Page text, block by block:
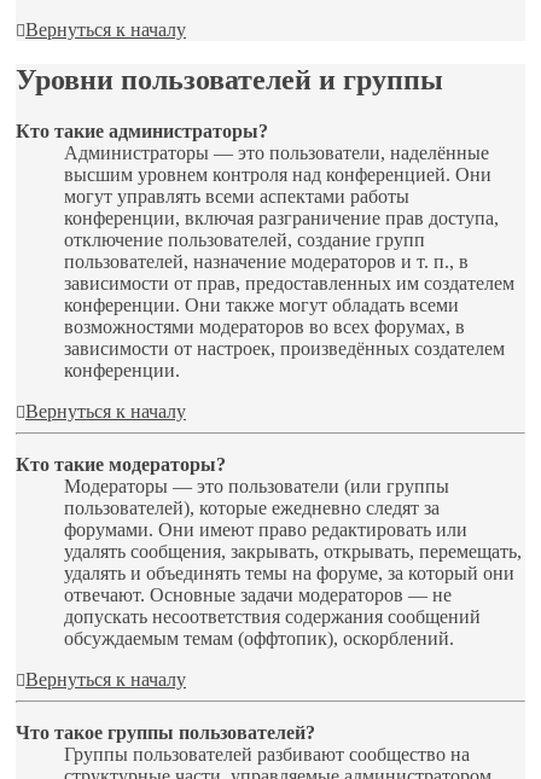
Вернуться к началу
Уровни пользователей и группы
Кто такие администраторы?
Администраторы — это пользователи, наделённые
высшим уровнем контроля над конференцией. Они
могут управлять всеми аспектами работы
конференции, включая разграничение прав доступа,
отключение пользователей, создание групп
пользователей, назначение модераторов и т. п., в
зависимости от прав, предоставленных им создателем
конференции. Они также могут обладать всеми
возможностями модераторов во всех форумах, в
зависимости от настроек, произведённых создателем
конференции.
Вернуться к началу
Кто такие модераторы?
Модераторы — это пользователи (или группы
пользователей), которые ежедневно следят за
форумами. Они имеют право редактировать или
удалять сообщения, закрывать, открывать, перемещать,
удалять и объединять темы на форуме, за который они
отвечают. Основные задачи модераторов — не
допускать несоответствия содержания сообщений
обсуждаемым темам (оффтопик), оскорблений.
Вернуться к началу
Что такое группы пользователей?
Группы пользователей разбивают сообщество на